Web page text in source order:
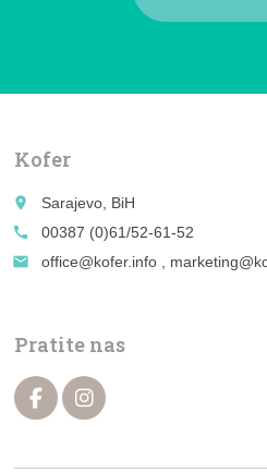
Kofer
place
Sarajevo, BiH
call
00387 (0)61/52-61-52
email
office@kofer.info ,
Pratite nas